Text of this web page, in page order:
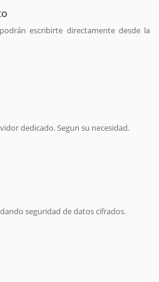
escribirte directamente desde la
dedicado. Segun su necesidad.
seguridad de datos cifrados.